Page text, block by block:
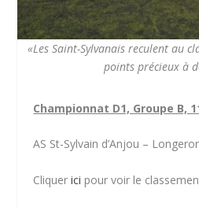
«Les Saint-Sylvanais reculent au
points précieux à
Championnat D1, Groupe B,
AS St-Sylvain d’Anjou –
Cliquerici pour voir le